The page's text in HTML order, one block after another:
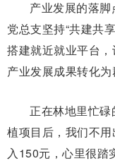
产业发展的落
党总支坚持“共建共
搭建就近就业平台
产业发展成果转化为
正在林地里忙碌
植项目后，我们不
入150元，心里很踏